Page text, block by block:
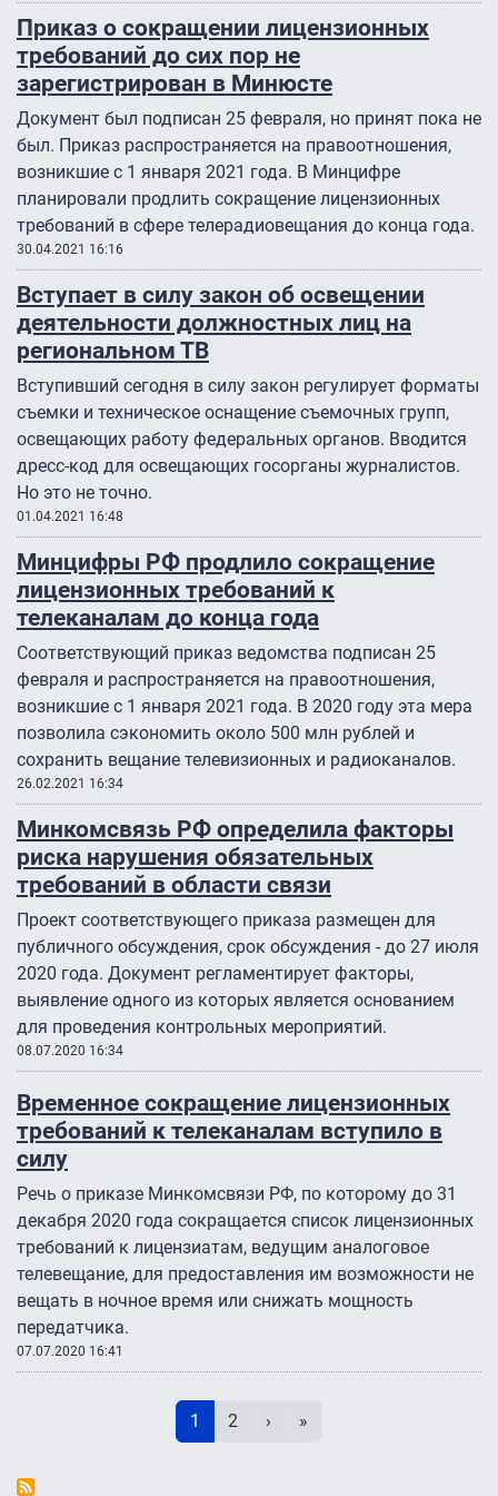
Приказ о сокращении лицензионных
требований до сих пор не
зарегистрирован в Минюсте
Документ был подписан 25 февраля, но принят пока не
был. Приказ распространяется на правоотношения,
возникшие с 1 января 2021 года. В Минцифре
планировали продлить сокращение лицензионных
требований в сфере телерадиовещания до конца года.
30.04.2021 16:16
Вступает в силу закон об освещении
деятельности должностных лиц на
региональном ТВ
Вступивший сегодня в силу закон регулирует форматы
съемки и техническое оснащение съемочных групп,
освещающих работу федеральных органов. Вводится
дресс-код для освещающих госорганы журналистов.
Но это не точно.
01.04.2021 16:48
Минцифры РФ продлило сокращение
лицензионных требований к
телеканалам до конца года
Соответствующий приказ ведомства подписан 25
февраля и распространяется на правоотношения,
возникшие с 1 января 2021 года. В 2020 году эта мера
позволила сэкономить около 500 млн рублей и
сохранить вещание телевизионных и радиоканалов.
26.02.2021 16:34
Минкомсвязь РФ определила факторы
риска нарушения обязательных
требований в области связи
Проект соответствующего приказа размещен для
публичного обсуждения, срок обсуждения - до 27 июля
2020 года. Документ регламентирует факторы,
выявление одного из которых является основанием
для проведения контрольных мероприятий.
08.07.2020 16:34
Временное сокращение лицензионных
требований к телеканалам вступило в
силу
Речь о приказе Минкомсвязи РФ, по которому до 31
декабря 2020 года сокращается список лицензионных
требований к лицензиатам, ведущим аналоговое
телевещание, для предоставления им возможности не
вещать в ночное время или снижать мощность
передатчика.
07.07.2020 16:41
Текущая страница
1 Page
2 Следующая страница
› Последняя страница
»